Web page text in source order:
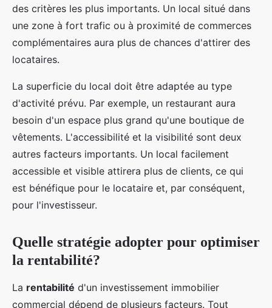
des critères les plus importants. Un local situé dans
une zone à fort trafic ou à proximité de commerces
complémentaires aura plus de chances d'attirer des
locataires.
La superficie du local doit être adaptée au type
d'activité prévu. Par exemple, un restaurant aura
besoin d'un espace plus grand qu'une boutique de
vêtements. L'accessibilité et la visibilité sont deux
autres facteurs importants. Un local facilement
accessible et visible attirera plus de clients, ce qui
est bénéfique pour le locataire et, par conséquent,
pour l'investisseur.
Quelle stratégie adopter pour optimiser
la rentabilité?
La rentabilité d'un investissement immobilier
commercial dépend de plusieurs facteurs. Tout